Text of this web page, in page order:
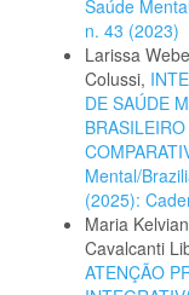
Saúde
n. 43 (2023)
Larissa
Colussi,
DE SAÚDE
Mental/
(2025):
Maria
Cavalcanti
ATENÇÃO